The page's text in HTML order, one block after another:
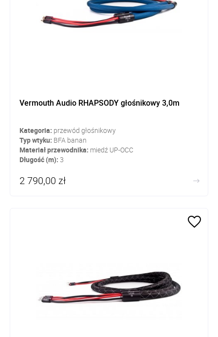
Vermouth Audio RHAPSODY głośnikowy 3,0m
Kategoria: przewód głośnikowy
Typ wtyku: BFA banan
Materiał przewodnika: miedź UP-OCC
Długość (m): 3
2 790,00 zł